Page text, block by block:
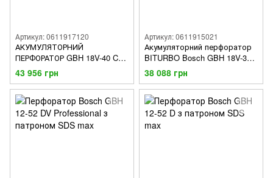
Артикул: 0611917120
АКУМУЛЯТОРНИЙ
ПЕРФОРАТОР GBH 18V-40 C
PROFESSIONAL BITURBO З
SDS MAX
43 956 грн
Артикул: 0611915021
Акумуляторний перфоратор
BITURBO Bosch GBH 18V-36
C
38 088 грн